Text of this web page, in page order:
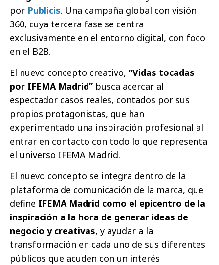
por Publicis. Una campaña global con visión
360, cuya tercera fase se centra
exclusivamente en el entorno digital, con foco
en el B2B.
El nuevo concepto creativo, “Vidas tocadas
por IFEMA Madrid” busca acercar al
espectador casos reales, contados por sus
propios protagonistas, que han
experimentado una inspiración profesional al
entrar en contacto con todo lo que representa
el universo IFEMA Madrid.
El nuevo concepto se integra dentro de la
plataforma de comunicación de la marca, que
define IFEMA Madrid como el epicentro de la
inspiración a la hora de generar ideas de
negocio y creativas, y ayudar a la
transformación en cada uno de sus diferentes
públicos que acuden con un interés